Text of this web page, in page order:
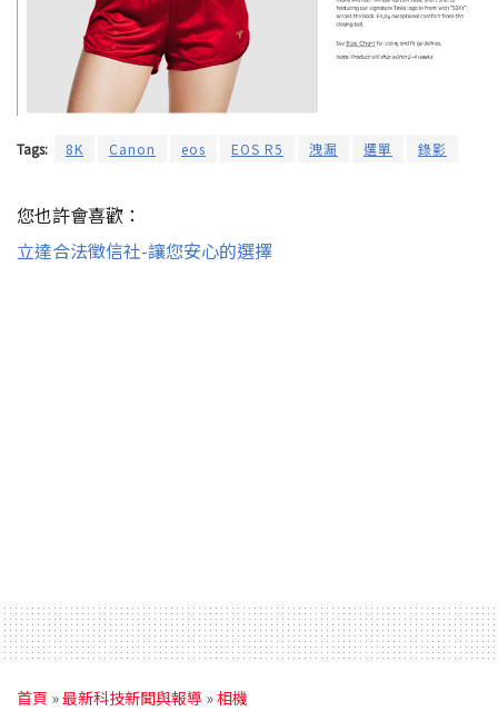
Tags: 8K Canon eos EOS R5 洩漏 選單 錄影
您也許會喜歡：
立達合法徵信社-讓您安心的選擇
首頁 »最新科技新聞與報導 »相機